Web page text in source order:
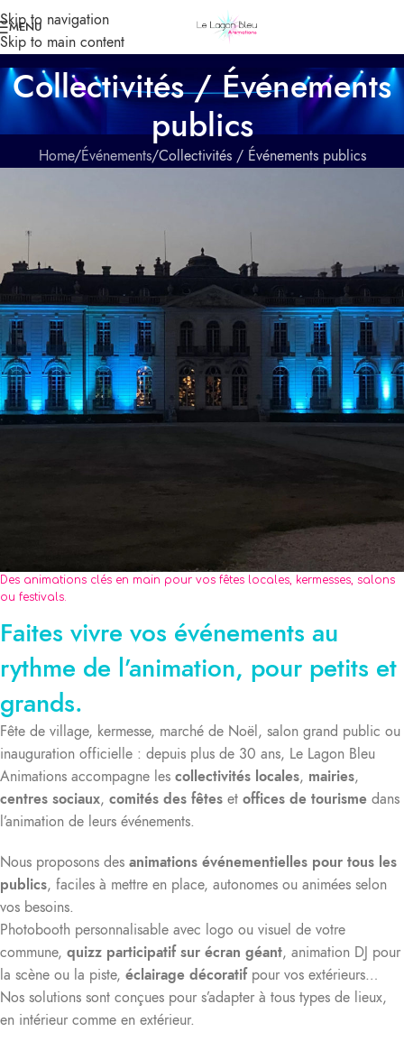
Skip to navigation
Skip to main content
MENU
Collectivités / Événements
publics
Home Événements Collectivités / Événements publics
Des animations clés en main pour vos fêtes locales, kermesses, salons
ou festivals.
Faites vivre vos événements au
rythme de l’animation, pour petits et
grands.
Fête de village, kermesse, marché de Noël, salon grand public ou
inauguration officielle : depuis plus de 30 ans, Le Lagon Bleu
Animations accompagne les collectivités locales, mairies,
centres sociaux, comités des fêtes et offices de tourisme dans
l’animation de leurs événements.
Nous proposons des animations événementielles pour tous les
publics, faciles à mettre en place, autonomes ou animées selon
vos besoins.
Photobooth personnalisable avec logo ou visuel de votre
commune, quizz participatif sur écran géant, animation DJ pour
la scène ou la piste, éclairage décoratifpour vos extérieurs…
Nos solutions sont conçues pour s’adapter à tous types de lieux,
en intérieur comme en extérieur.